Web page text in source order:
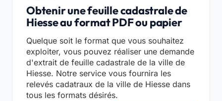
Obtenir une feuille cadastrale de
Hiesse au format PDF ou papier
Quelque soit le format que vous souhaitez
exploiter, vous pouvez réaliser une demande
d'extrait de feuille cadastrale de la ville de
Hiesse. Notre service vous fournira les
relevés cadatraux de la ville de Hiesse dans
tous les formats désirés.